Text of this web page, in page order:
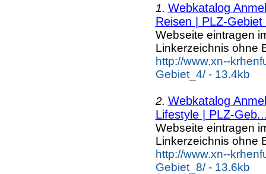
1. Webkatalog
Reisen | PLZ-Gebiet
Webseite eintragen
Linkerzeichnis ohne
http://www.xn--
Gebiet_4/ - 13.4kb
2. Webkatalog
Lifestyle | PLZ-
Webseite eintragen
Linkerzeichnis ohne
http://www.xn--
Gebiet_8/ - 13.6kb